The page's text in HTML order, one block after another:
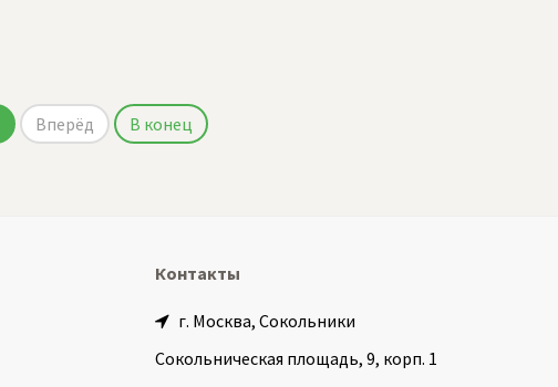
Вперёд В конец
Контакты
г. Москва, Сокольники
Сокольническая площадь, 9, корп. 1